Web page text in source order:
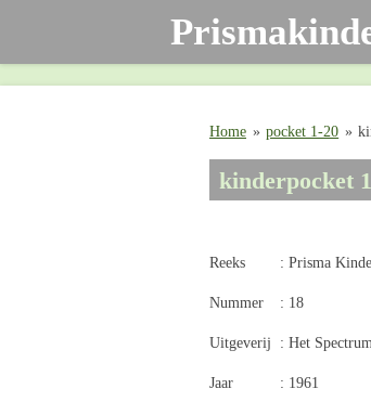
Home » pocket 1-20 »
kinderpocket
Reeks : Prisma
Nummer : 18
Uitgeverij : Het Spectrum
Jaar : 1961